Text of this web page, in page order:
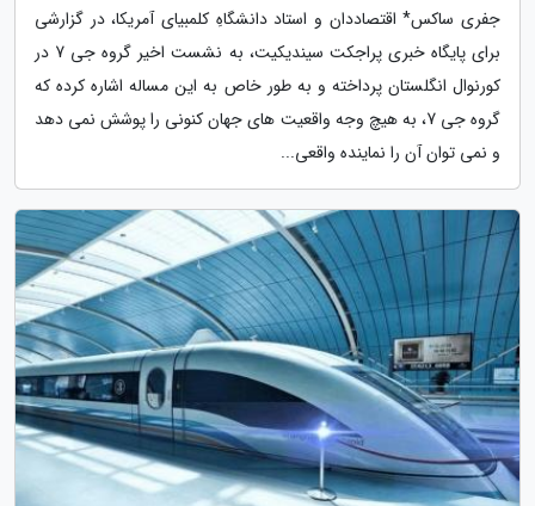
جفری ساکس* اقتصاددان و استاد دانشگاهِ کلمبیای آمریکا، در گزارشی
برای پایگاه خبری پراجکت سیندیکیت، به نشست اخیر گروه جی 7 در
کورنوال انگلستان پرداخته و به طور خاص به این مساله اشاره کرده که
گروه جی 7، به هیچ وجه واقعیت های جهان کنونی را پوشش نمی دهد
و نمی توان آن را نماینده واقعی...